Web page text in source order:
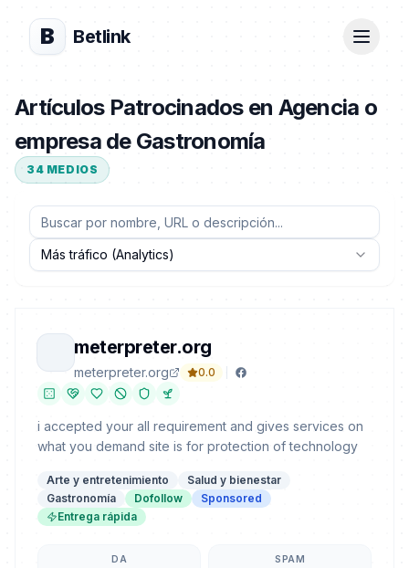
B Betlink
Artículos Patrocinados en Agencia o
empresa de Gastronomía
34 MEDIOS
Más tráfico (Analytics)
meterpreter.org
meterpreter.org 0.0
i accepted your all requirement and gives services on
what you demand site is for protection of technology
Arte y entretenimiento
Salud y bienestar
Gastronomía
Dofollow
Sponsored
Entrega rápida
DA SPAM